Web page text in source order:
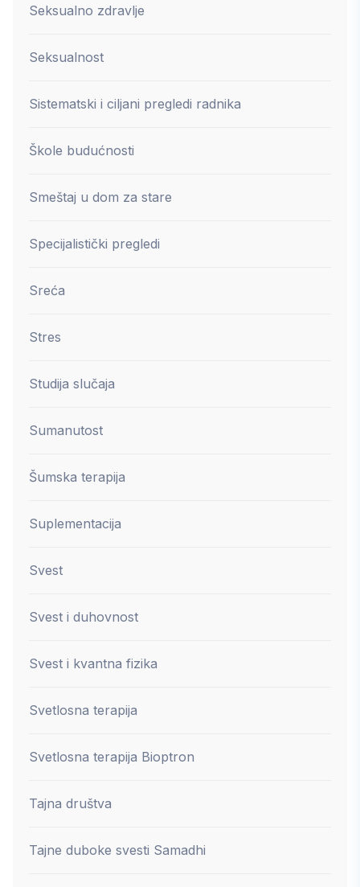
Seksualno zdravlje
Seksualnost
Sistematski i ciljani pregledi radnika
Škole budućnosti
Smeštaj u dom za stare
Specijalistički pregledi
Sreća
Stres
Studija slučaja
Sumanutost
Šumska terapija
Suplementacija
Svest
Svest i duhovnost
Svest i kvantna fizika
Svetlosna terapija
Svetlosna terapija Bioptron
Tajna društva
Tajne duboke svesti Samadhi